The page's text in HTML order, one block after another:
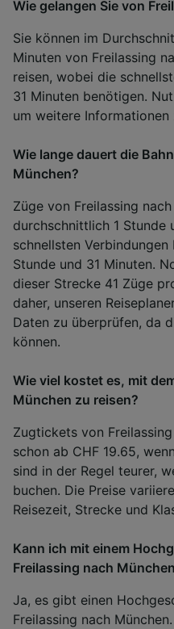
Wie gelangen Sie von
Sie können im
Minuten von Freilassing
reisen, wobei die
31 Minuten benötigen.
um weitere Informationen
Wie lange dauert die
München?
Züge von Freilassing
durchschnittlich 1 Stunde
schnellsten
Stunde und 31 Minuten.
dieser Strecke 41 Züge
daher, unseren
Daten zu überprüfen, da
können.
Wie viel kostet es, mit
München zu reisen?
Zugtickets von
schon ab CHF 19.65,
sind in der Regel teurer,
buchen. Die Preise
Reisezeit, Strecke und
Kann ich mit einem
Freilassing nach
Ja, es gibt einen
Freilassing nach